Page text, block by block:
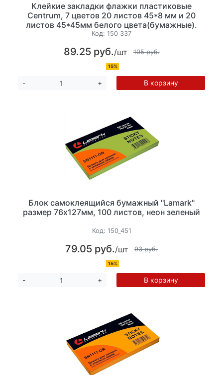
Клейкие закладки флажки пластиковые
Centrum, 7 цветов 20 листов 45*8 мм и 20
листов 45*45мм белого цвета(бумажные).
Код: 150_337
89.25 руб./шт 105 руб.
15%
- + В корзину
Блок самоклеящийся бумажный "Lamark"
размер 76х127мм, 100 листов, неон зеленый
Код: 150_451
79.05 руб./шт 93 руб.
15%
- + В корзину